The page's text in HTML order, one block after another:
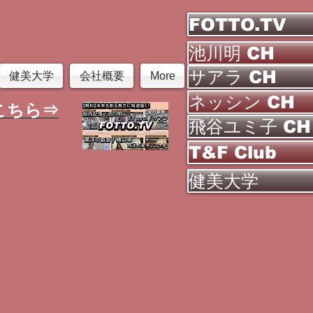
FOTTO.TV
池川明 CH
健美大学 会社概要 More
ちら⇒
サアラ CH
ネッシン CH
飛谷ユミ子 CH
T&F Club
健美大学